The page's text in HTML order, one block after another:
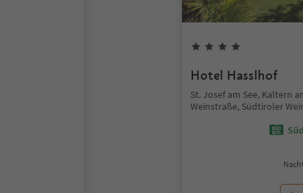
Hotel Hasslhof
St. Josef am See, Kaltern
Weinstraße, Südtiroler